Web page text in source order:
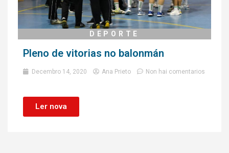
DEPORTE
Pleno de vitorias no balonmán
Decembro 14, 2020 Ana Prieto Non hai comentarios
Ler nova